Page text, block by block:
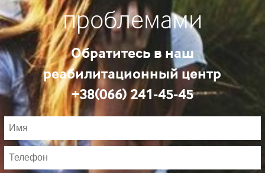
проблемами
Обратитесь в наш
реабилитационный центр
+38(066) 241-45-45